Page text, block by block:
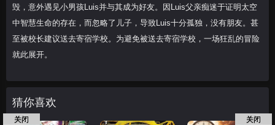
毁，意外遇见小男孩Luis并与其成为好友。因Luis父亲痴迷于证明太空
中智慧生命的存在，而忽略了儿子，导致Luis十分孤独，没有朋友。甚
至被校长建议送去寄宿学校。为避免被送去寄宿学校，一场狂乱的冒险
就此展开。
猜你喜欢
关闭 关闭